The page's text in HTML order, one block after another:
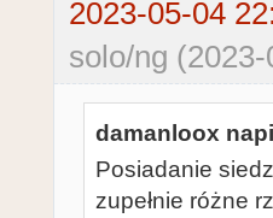
2023-05-04
solo/ng
damanloox
Posiadanie
zupełnie różne